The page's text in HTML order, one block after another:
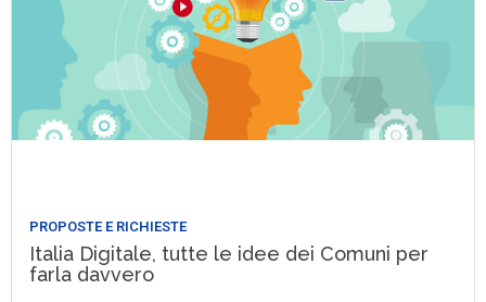
PROPOSTE E RICHIESTE
Italia Digitale, tutte le idee dei Comuni per
farla davvero